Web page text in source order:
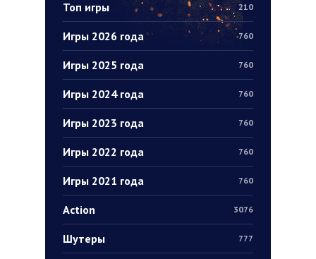
Топ игры 210
Игры 2026 года 760
Игры 2025 года 760
Игры 2024 года 760
Игры 2023 года 760
Игры 2022 года 760
Игры 2021 года 760
Action 3076
Шутеры 777